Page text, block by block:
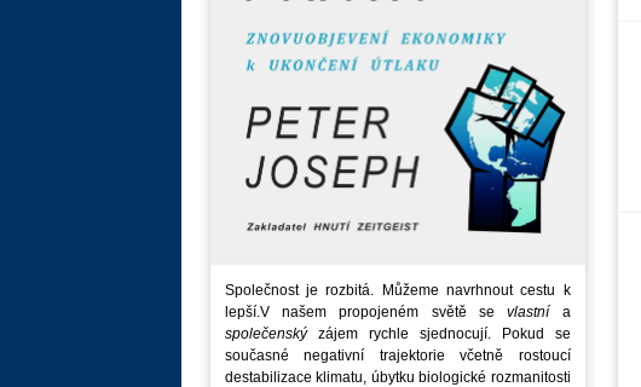
Společnost je rozbitá. Můžeme navrhnout cestu k
lepší.V našem propojeném světě sevlastnía
společenskýzájem rychle sjednocují. Pokud se
současné negativní trajektorie včetně rostoucí
destabilizace klimatu, úbytku biologické rozmanitosti